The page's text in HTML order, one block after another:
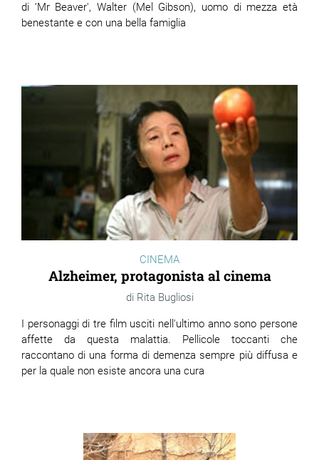
di ‘Mr Beaver', Walter (Mel Gibson), uomo di mezza età
benestante e con una bella famiglia
CINEMA
Alzheimer, protagonista al cinema
Rita Bugliosi
I personaggi di tre film usciti nell'ultimo anno sono persone
affette da questa malattia. Pellicole toccanti che
raccontano di una forma di demenza sempre più diffusa e
per la quale non esiste ancora una cura